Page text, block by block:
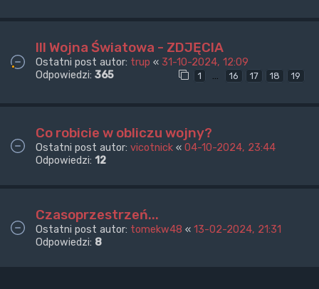
III Wojna Światowa - ZDJĘCIA
Ostatni post autor: trup « 31-10-2024, 12:09
Odpowiedzi: 365 1 … 16 17 18 19
Co robicie w obliczu wojny?
Ostatni post autor: vicotnick « 04-10-2024, 23:44
Odpowiedzi: 12
Czasoprzestrzeń...
Ostatni post autor: tomekw48 « 13-02-2024, 21:31
Odpowiedzi: 8